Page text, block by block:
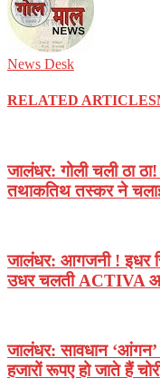
News Desk
RELATED ARTICLES
जालंधर: गोली चली ठा ठा!
तथाकतिथ तस्कर ने
जालंधर: आगजनी ! इधर
उधर चलती ACTIVA
जालंधर: सावधान
हजारों रूपए हो जाते हैं